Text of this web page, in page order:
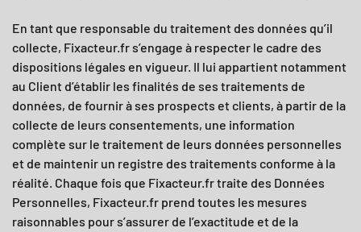
En tant que responsable du traitement des données qu’il
collecte, Fixacteur.fr s’engage à respecter le cadre des
dispositions légales en vigueur. Il lui appartient notamment
au Client d’établir les finalités de ses traitements de
données, de fournir à ses prospects et clients, à partir de la
collecte de leurs consentements, une information
complète sur le traitement de leurs données personnelles
et de maintenir un registre des traitements conforme à la
réalité. Chaque fois que Fixacteur.frtraite des Données
Personnelles, Fixacteur.fr prend toutes les mesures
raisonnables pour s’assurer de l’exactitude et de la